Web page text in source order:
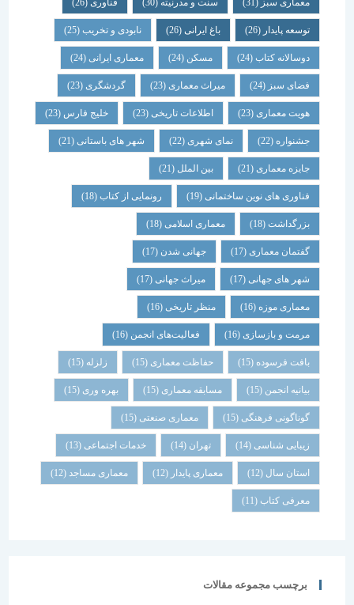
معماری سبز(31) سنت و مدرنیته(30) فناوری (26)
توسعه پایدار(26) باغ ایرانی(26) نابودی و تخریب(25)
دوسالانه کتاب(24) مسکن (24) معماری ایرانی(24)
فضای سبز(24) میراث معماری (23) گردشگری (23)
هویت معماری (23) اطلاعات تاریخی(23) خلیج فارس(23)
جشنواره(22) نمای شهری(22) شهر های باستانی (21)
جایزه معماری (21) بین الملل(21)
فناوری های نوین ساختمانی(19) رونمایی از کتاب (18)
بزرگداشت (18) معماری اسلامی(18)
گفتمان معماری (17) جهانی شدن(17)
شهر های جهانی(17) میراث جهانی(17)
معماری موزه(16) منظر تاریخی (16)
مرمت و بازسازی(16) فعالیت‌های انجمن(16)
بافت فرسوده (15) حفاظت معماری (15) زلزله
بیانیه انجمن(15) مسابقه معماری (15) بهره وری(15)
گوناگونی فرهنگی (15) معماری صنعتی(15)
زیبایی شناسی (14) تهران خدمات اجتماعی (13)
استان سال(12) معماری پایدار (12) معماری مساجد(12)
معرفی کتاب(11)
برچسب مجموعه مقالات